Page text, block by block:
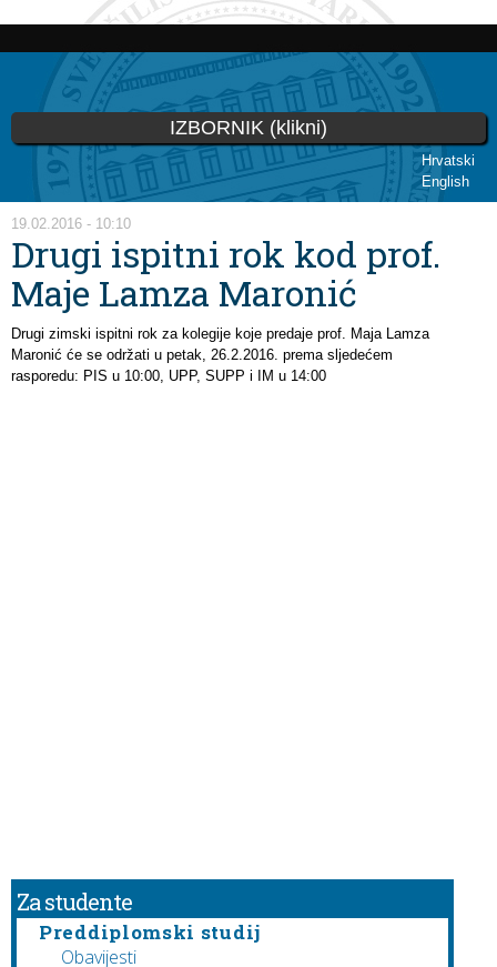
Skoči
glavni
sadržaj
Hrvatski
English
IZBORNIK (klikni)
Vi ste ovdje
19.02.2016 - 10:10
Drugi ispitni rok kod prof.
Maje Lamza Maronić
Drugi zimski ispitni rok za kolegije koje predaje prof. Maja Lamza
Maronić će se održati u petak, 26.2.2016. prema sljedećem
rasporedu: PIS u 10:00, UPP, SUPP i IM u 14:00
Za studente
Preddiplomski studij
Obavijesti